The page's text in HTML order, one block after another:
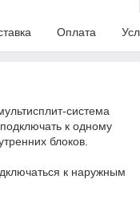
Оплата
система
к одному
блоков.
к наружным